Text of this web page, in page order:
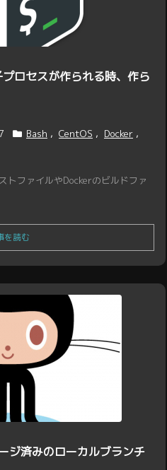
ロセスが作られる時、作ら
Bash , CentOS , Docker ,
トファイルやDockerのビルドファ
を読む
済みのローカルブランチ